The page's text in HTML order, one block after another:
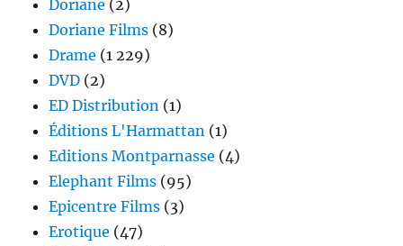
Doriane (2)
Doriane Films (8)
Drame (1 229)
DVD (2)
ED Distribution (1)
Éditions L'Harmattan (1)
Editions Montparnasse (4)
Elephant Films (95)
Epicentre Films (3)
Erotique (47)